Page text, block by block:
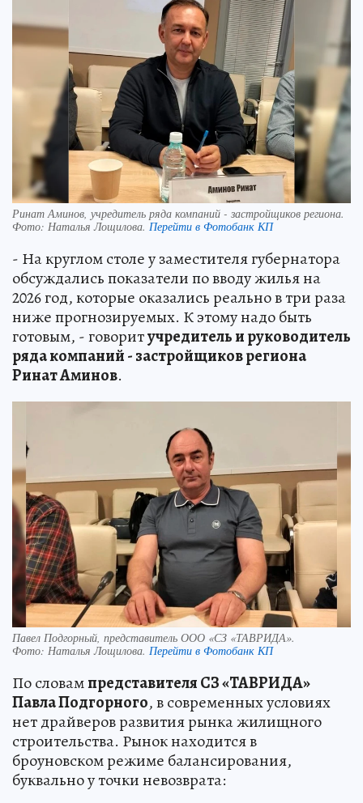
Ринат Аминов, учредитель ряда компаний - застройщиков региона.
Фото: Наталья Лощилова. Перейти в Фотобанк КП
- На круглом столе у заместителя губернатора
обсуждались показатели по вводу жилья на
2026 год, которые оказались реально в три раза
ниже прогнозируемых. К этому надо быть
готовым, - говоритучредитель и руководитель
ряда компаний - застройщиков региона
Ринат Аминов.
Павел Подгорный, представитель ООО «СЗ «ТАВРИДА».
Фото: Наталья Лощилова. Перейти в Фотобанк КП
По словампредставителя СЗ «ТАВРИДА»
Павла Подгорного, в современных условиях
нет драйверов развития рынка жилищного
строительства. Рынок находится в
броуновском режиме балансирования,
буквально у точки невозврата: